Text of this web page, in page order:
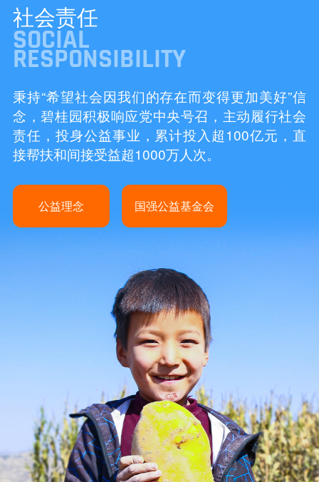
社会责任
SOCIAL
RESPONSIBILITY
秉持“希望社会因我们的存在而变得更加美好”信
念，碧桂园积极响应党中央号召，主动履行社会
责任，投身公益事业，累计投入超100亿元，直
接帮扶和间接受益超1000万人次。
公益理念 国强公益基金会